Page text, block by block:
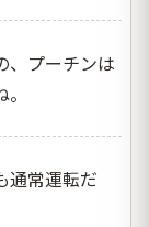
、プーチンは
通常運転だ